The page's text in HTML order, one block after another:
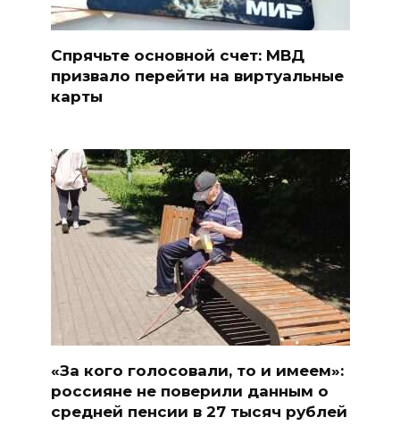
Спрячьте основной счет: МВД
призвало перейти на виртуальные
карты
«За кого голосовали, то и имеем»:
россияне не поверили данным о
средней пенсии в 27 тысяч рублей